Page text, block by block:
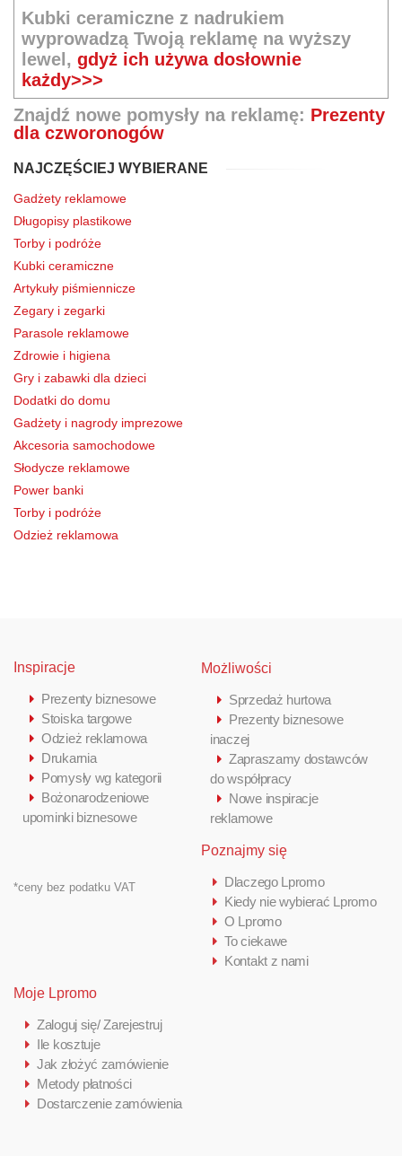
Kubki ceramiczne z nadrukiem
wyprowadzą Twoją reklamę na wyższy
lewel,gdyż ich używa dosłownie
każdy>>>
Znajdź nowe pomysły na reklamę: Prezenty
dla czworonogów
NAJCZĘŚCIEJ WYBIERANE
Gadżety reklamowe
Długopisy plastikowe
Torby i podróże
Kubki ceramiczne
Artykuły piśmiennicze
Zegary i zegarki
Parasole reklamowe
Zdrowie i higiena
Gry i zabawki dla dzieci
Dodatki do domu
Gadżety i nagrody imprezowe
Akcesoria samochodowe
Słodycze reklamowe
Power banki
Torby i podróże
Odzież reklamowa
Inspiracje
Prezenty biznesowe
Stoiska targowe
Odzież reklamowa
Drukarnia
Pomysły wg kategorii
Bożonarodzeniowe
upominki biznesowe
*ceny bez podatku VAT
Możliwości
Sprzedaż hurtowa
Prezenty biznesowe
inaczej
Zapraszamy dostawców
do współpracy
Nowe inspiracje
reklamowe
Poznajmy się
Dlaczego Lpromo
Kiedy nie wybierać Lpromo
O Lpromo
To ciekawe
Kontakt z nami
Moje Lpromo
Zaloguj się/ Zarejestruj
Ile kosztuje
Jak złożyć zamówienie
Metody płatności
Dostarczenie zamówienia